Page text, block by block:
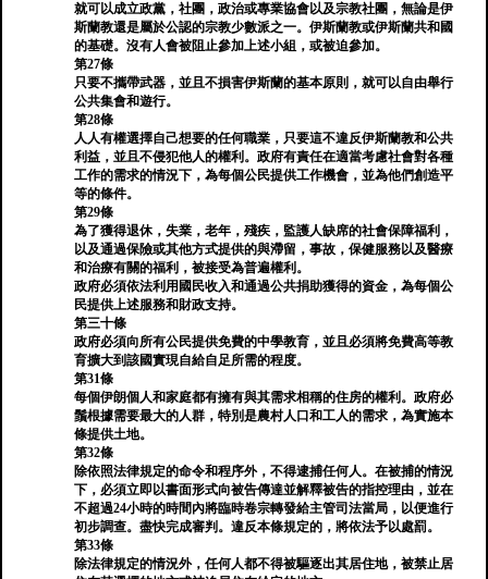
就可以成立政黨，社團，政治或專業協會以及宗教社團，無論是伊
斯蘭教還是屬於公認的宗教少數派之一。伊斯蘭教或伊斯蘭共和國
的基礎。沒有人會被阻止參加上述小組，或被迫參加。
第27條
只要不攜帶武器，並且不損害伊斯蘭的基本原則，就可以自由舉行
公共集會和遊行。
第28條
人人有權選擇自己想要的任何職業，只要這不違反伊斯蘭教和公共
利益，並且不侵犯他人的權利。政府有責任在適當考慮社會對各種
工作的需求的情況下，為每個公民提供工作機會，並為他們創造平
等的條件。
第29條
為了獲得退休，失業，老年，殘疾，監護人缺席的社會保障福利，
以及通過保險或其他方式提供的與滯留，事故，保健服務以及醫療
和治療有關的福利，被接受為普遍權利。
政府必須依法利用國民收入和通過公共捐助獲得的資金，為每個公
民提供上述服務和財政支持。
第三十條
政府必須向所有公民提供免費的中學教育，並且必須將免費高等教
育擴大到該國實現自給自足所需的程度。
第31條
每個伊朗個人和家庭都有擁有與其需求相稱的住房的權利。政府必
鬚根據需要最大的人群，特別是農村人口和工人的需求，為實施本
條提供土地。
第32條
除依照法律規定的命令和程序外，不得逮捕任何人。在被捕的情況
下，必須立即以書面形式向被告傳達並解釋被告的指控理由，並在
不超過24小時的時間內將臨時卷宗轉發給主管司法當局，以便進行
初步調查。盡快完成審判。違反本條規定的，將依法予以處罰。
第33條
除法律規定的情況外，任何人都不得被驅逐出其居住地，被禁止居